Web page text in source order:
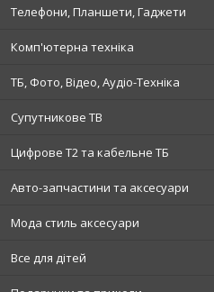
Телефони, Планшети, Гаджети
Комп'ютерна техніка
ТБ, Фото, Відео, Аудіо-Техніка
Супутникове ТВ
Цифрове Т2 та кабельне ТБ
Авто-запчастини та аксесуари
Мода стиль аксесуари
Все для дітей